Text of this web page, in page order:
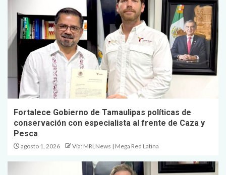
Fortalece Gobierno de Tamaulipas políticas de
conservación con especialista al frente de Caza y
Pesca
agosto 1, 2026 Vía: MRLNews | Mega Red Latina